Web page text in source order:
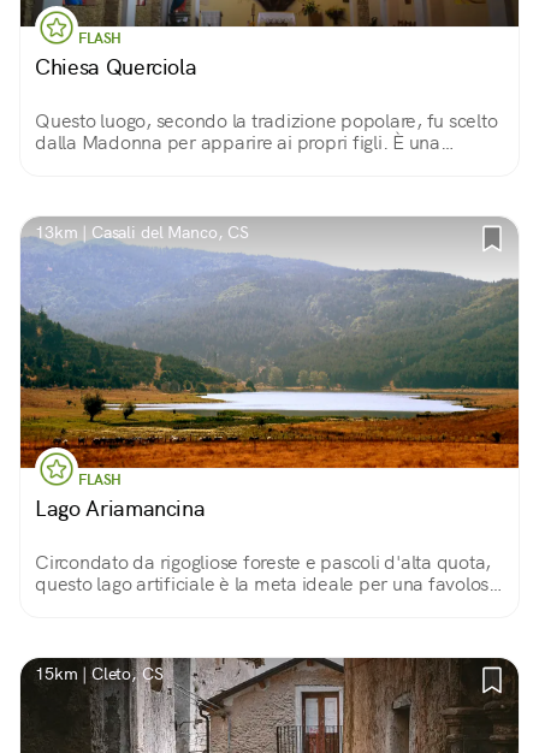
FLASH
Chiesa Querciola
Questo luogo, secondo la tradizione popolare, fu scelto
dalla Madonna per apparire ai propri figli. È una
13km | Casali del Manco, CS
FLASH
Lago Ariamancina
Circondato da rigogliose foreste e pascoli d'alta quota,
questo lago artificiale è la meta ideale per una favolosa
15km | Cleto, CS